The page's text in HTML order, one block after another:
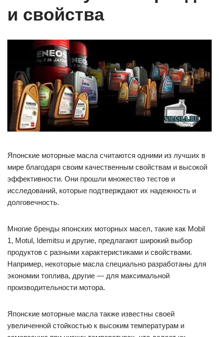
и свойства
Японские моторные масла считаются одними из лучших в
мире благодаря своим качественным свойствам и высокой
эффективности. Они прошли множество тестов и
исследований, которые подтверждают их надежность и
долговечность.
Многие бренды японских моторных масел, такие как Mobil
1, Motul, Idemitsu и другие, предлагают широкий выбор
продуктов с разными характеристиками и свойствами.
Например, некоторые масла специально разработаны для
экономии топлива, другие — для максимальной
производительности мотора.
Японские моторные масла также известны своей
увеличенной стойкостью к высоким температурам и